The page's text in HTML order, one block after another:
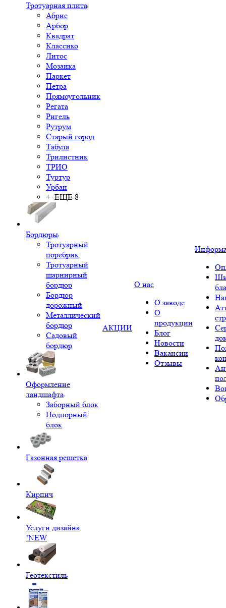
Тротуарная плита
Абрис
Арбор
Квадрат
Классико
Литос
Мозаика
Паркет
Петра
Прямоугольник
Регата
Ригель
Рутрум
Старый город
Табула
Трилистник
ТРИО
Туртур
Урбан
+ ЕЩЕ 8
Бордюры
Тротуарный
поребрик
Тротуарный
шарнирный
бордюр
Бордюр
дорожный
Металлический
бордюр
Садовый
бордюр
Оформление
ландшафта
Заборный блок
Подпорный
блок
Газонная решетка
Кирпич
Услуги дизайна
!NEW
Геотекстиль
АКЦИИ
О нас
О заводе
О
продукции
Блог
Новости
Вакансии
Отзывы